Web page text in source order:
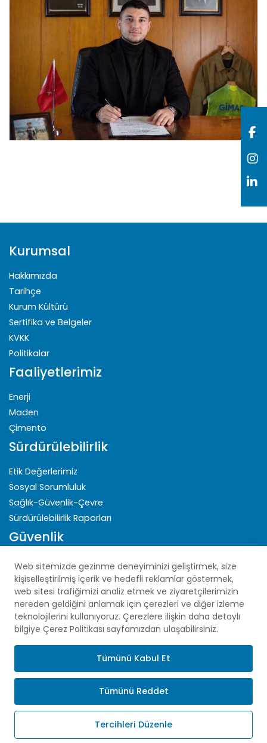
Web sitemizde gezinme deneyiminizi geliştirmek, size
kişiselleştirilmiş içerik ve hedefli reklamlar göstermek,
web sitesi trafiğimizi analiz etmek ve ziyaretçilerimizin
nereden geldiğini anlamak için çerezleri ve diğer izleme
teknolojilerini kullanıyoruz. Çerezlere ilişkin daha detaylı
bilgiye Çerez Politikası sayfamızdan ulaşabilirsiniz.
Tümünü Kabul Et
Tümünü Reddet
Tercihleri Düzenle
Kurumsal
Hakkımızda
Tarihçe
Kurum Kültürü
Sertifika ve Belgeler
KVKK
Politikalar
Faaliyetlerimiz
Enerji
Maden
Çimento
Sürdürülebilirlik
Etik Değerlerimiz
Sosyal Sorumluluk
Sağlık-Güvenlik-Çevre
Sürdürülebilirlik Raporları
Güvenlik
Gizlilik Politikası
Açık Rıza Beyanı
Çerez Politikası
KVKK
Site Haritası
GİMAS Global
Copyright © 2025 Tüm Hakları Saklıdır.